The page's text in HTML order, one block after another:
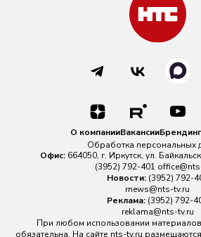
О компанииВакансииБрендинг
Обработка персональных
Офис: 664050, г. Иркутск, ул.
(3952) 792-401
Новости: (3952) 792-
rnews@nts-tv.ru
Реклама: (3952) 792-
reklama@nts-tv.ru
При любом использовании
обязательна. На сайте nts-tv.ru